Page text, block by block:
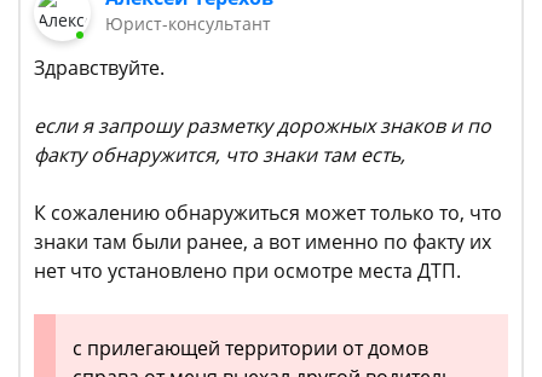
Юрист-консультант
Здравствуйте.
если я запрошу разметку дорожных знаков и по
факту обнаружится, что знаки там есть,
К сожалению обнаружиться может только то, что
знаки там были ранее, а вот именно по факту их
нет что установлено при осмотре места ДТП.
с прилегающей территории от домов